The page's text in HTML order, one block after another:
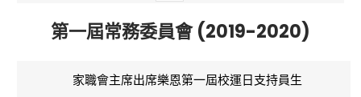
第一屆常務委員會 (2019-2020)
家職會主席出席樂恩第一屆校運日支持員生